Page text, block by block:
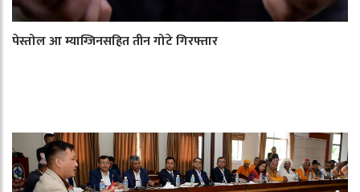
पेस्तोल आ म्याग्जिनसहित तीन गोटे गिरफ्तार